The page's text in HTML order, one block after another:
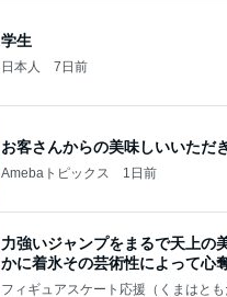
学生
日本人 7日前
お客さんからの美味しいいただ
Amebaトピックス 1日前
力強いジャンプをまるで天上の
かに着氷その芸術性によって心
なす
フィギュアスケート応援（くまはとも